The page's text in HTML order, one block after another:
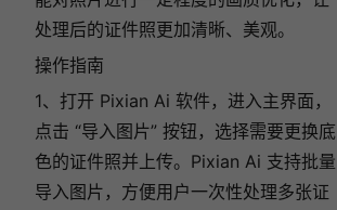
处理后的证件照更加清晰、美观。
操作指南
1、打开 Pixian Ai 软件，进入主界面，
点击 “导入图片” 按钮，选择需要更换底
色的证件照并上传。Pixian Ai 支持批量
导入图片，方便用户一次性处理多张证